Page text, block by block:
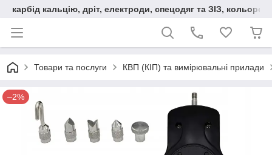
карбід кальцію, дріт, електроди, спецодяг та ЗІЗ,
Товари та послуги КВП (КІП) та вимірювальні прилади
–2%